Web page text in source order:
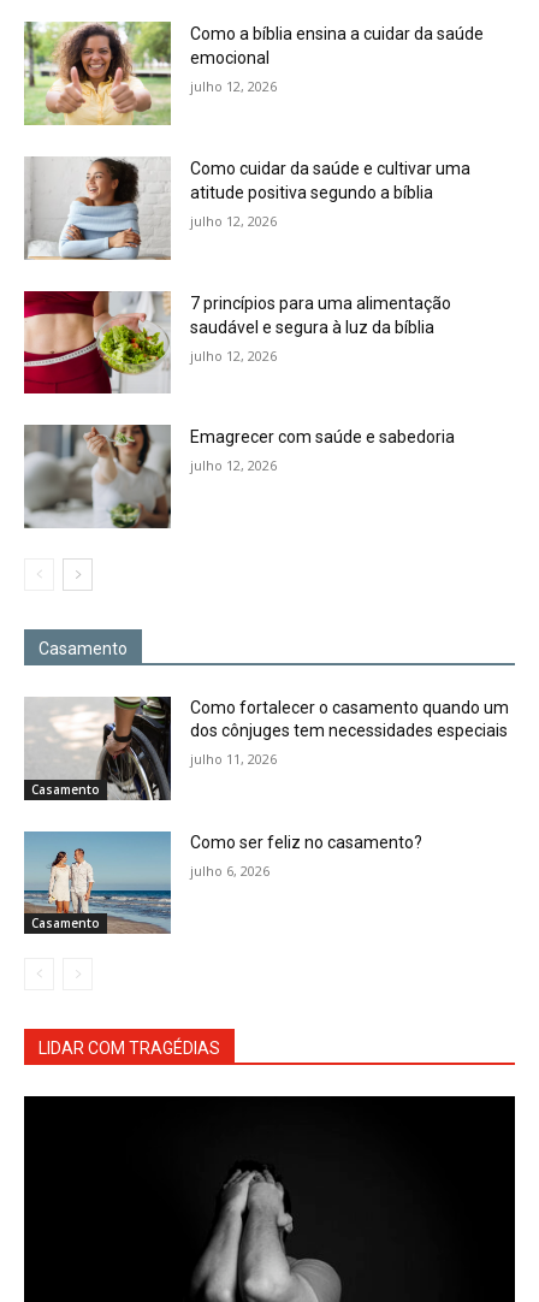
Como a bíblia ensina a cuidar da saúde
emocional
julho 12, 2026
Como cuidar da saúde e cultivar uma
atitude positiva segundo a bíblia
julho 12, 2026
7 princípios para uma alimentação
saudável e segura à luz da bíblia
julho 12, 2026
Emagrecer com saúde e sabedoria
julho 12, 2026
Casamento
Casamento
Como fortalecer o casamento quando um
dos cônjuges tem necessidades especiais
julho 11, 2026
Casamento
Como ser feliz no casamento?
julho 6, 2026
LIDAR COM TRAGÉDIAS